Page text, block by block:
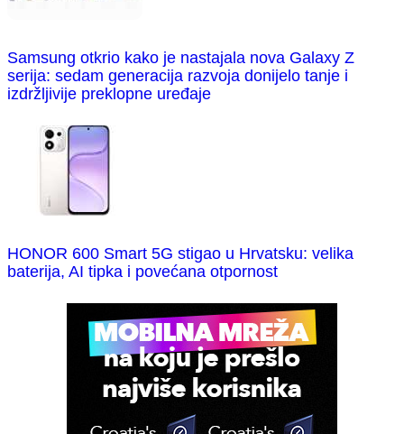
Samsung otkrio kako je nastajala nova Galaxy Z
serija: sedam generacija razvoja donijelo tanje i
izdržljivije preklopne uređaje
HONOR 600 Smart 5G stigao u Hrvatsku: velika
baterija, AI tipka i povećana otpornost